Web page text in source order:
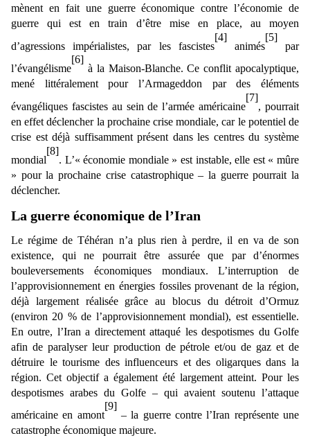
mènent en fait une guerre économique contre l’économie de
guerre qui est en train d’être mise en place, au moyen
d’agressions impérialistes, par les fascistes
[4]
animés
[5]
par
l’évangélisme
[6]
à la Maison-Blanche. Ce conflit apocalyptique,
mené littéralement pour l’Armageddon par des éléments
évangéliques fascistes au sein de l’armée américaine
[7]
, pourrait
en effet déclencher la prochaine crise mondiale, car le potentiel de
crise est déjà suffisamment présent dans les centres du système
mondial
[8]
. L’« économie mondiale » est instable, elle est « mûre
» pour la prochaine crise catastrophique – la guerre pourrait la
déclencher.
La guerre économique de l’Iran
Le régime de Téhéran n’a plus rien à perdre, il en va de son
existence, qui ne pourrait être assurée que par d’énormes
bouleversements économiques mondiaux. L’interruption de
l’approvisionnement en énergies fossiles provenant de la région,
déjà largement réalisée grâce au blocus du détroit d’Ormuz
(environ 20 % de l’approvisionnement mondial), est essentielle.
En outre, l’Iran a directement attaqué les despotismes du Golfe
afin de paralyser leur production de pétrole et/ou de gaz et de
détruire le tourisme des influenceurs et des oligarques dans la
région. Cet objectif a également été largement atteint. Pour les
despotismes arabes du Golfe – qui avaient soutenu l’attaque
américaine en amont
[9]
– la guerre contre l’Iran représente une
catastrophe économique majeure.